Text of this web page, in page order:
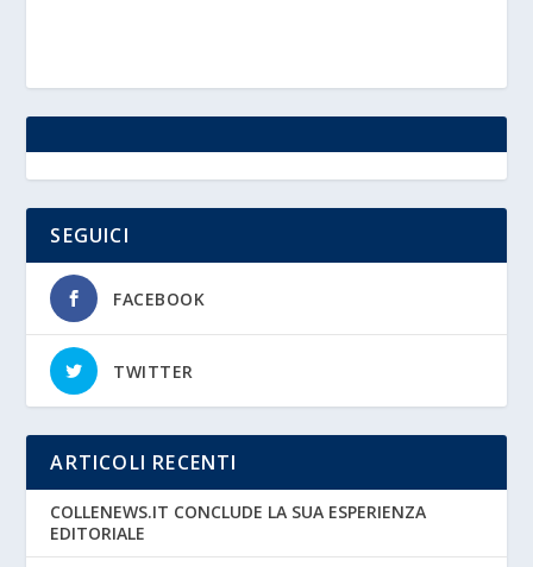
SEGUICI
FACEBOOK
TWITTER
ARTICOLI RECENTI
COLLENEWS.IT CONCLUDE LA SUA ESPERIENZA
EDITORIALE